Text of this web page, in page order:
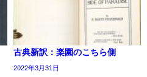
古典新訳：楽園のこちら側
2022年3月31日